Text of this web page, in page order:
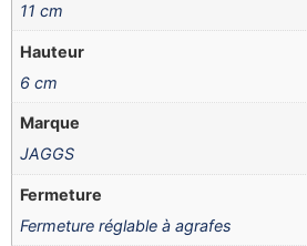
11 cm
Hauteur
6 cm
Marque
JAGGS
Fermeture
Fermeture réglable à agrafes